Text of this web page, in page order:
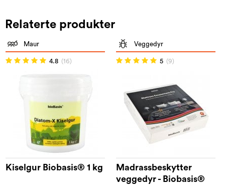
Relaterte produkter
Maur
4.8 (16)
Kiselgur Biobasis® 1 kg
Veggedyr
5 (9)
Madrassbeskytter
veggedyr - Biobasis®